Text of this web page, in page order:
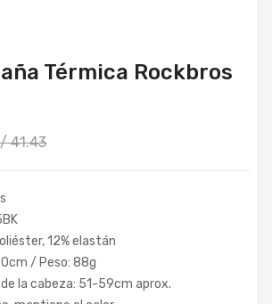
Térmica Rockbros
41.43
12% elastán
/ Peso: 88g
la cabeza: 51-59cm aprox.